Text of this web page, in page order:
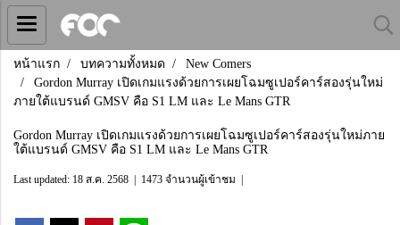
หน้าแรก บทความทั้งหมด
New Comers
Gordon Murray เปิดเกมแรงด้วยการเผยโฉมซูเปอร์คาร์สองรุ่นใหม่
ภายใต้แบรนด์ GMSV คือ S1 LM และ Le Mans GTR
Gordon Murray เปิดเกมแรงด้วยการเผยโฉมซูเปอร์คาร์สองรุ่นใหม่ภาย
ใต้แบรนด์ GMSV คือ S1 LM และ Le Mans GTR
Last updated: 18 ส.ค. 2568 1473 จำนวนผู้เข้าชม